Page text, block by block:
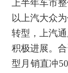
上半年车市
以上汽大众
转型，上汽
积极进展。
型月销直冲